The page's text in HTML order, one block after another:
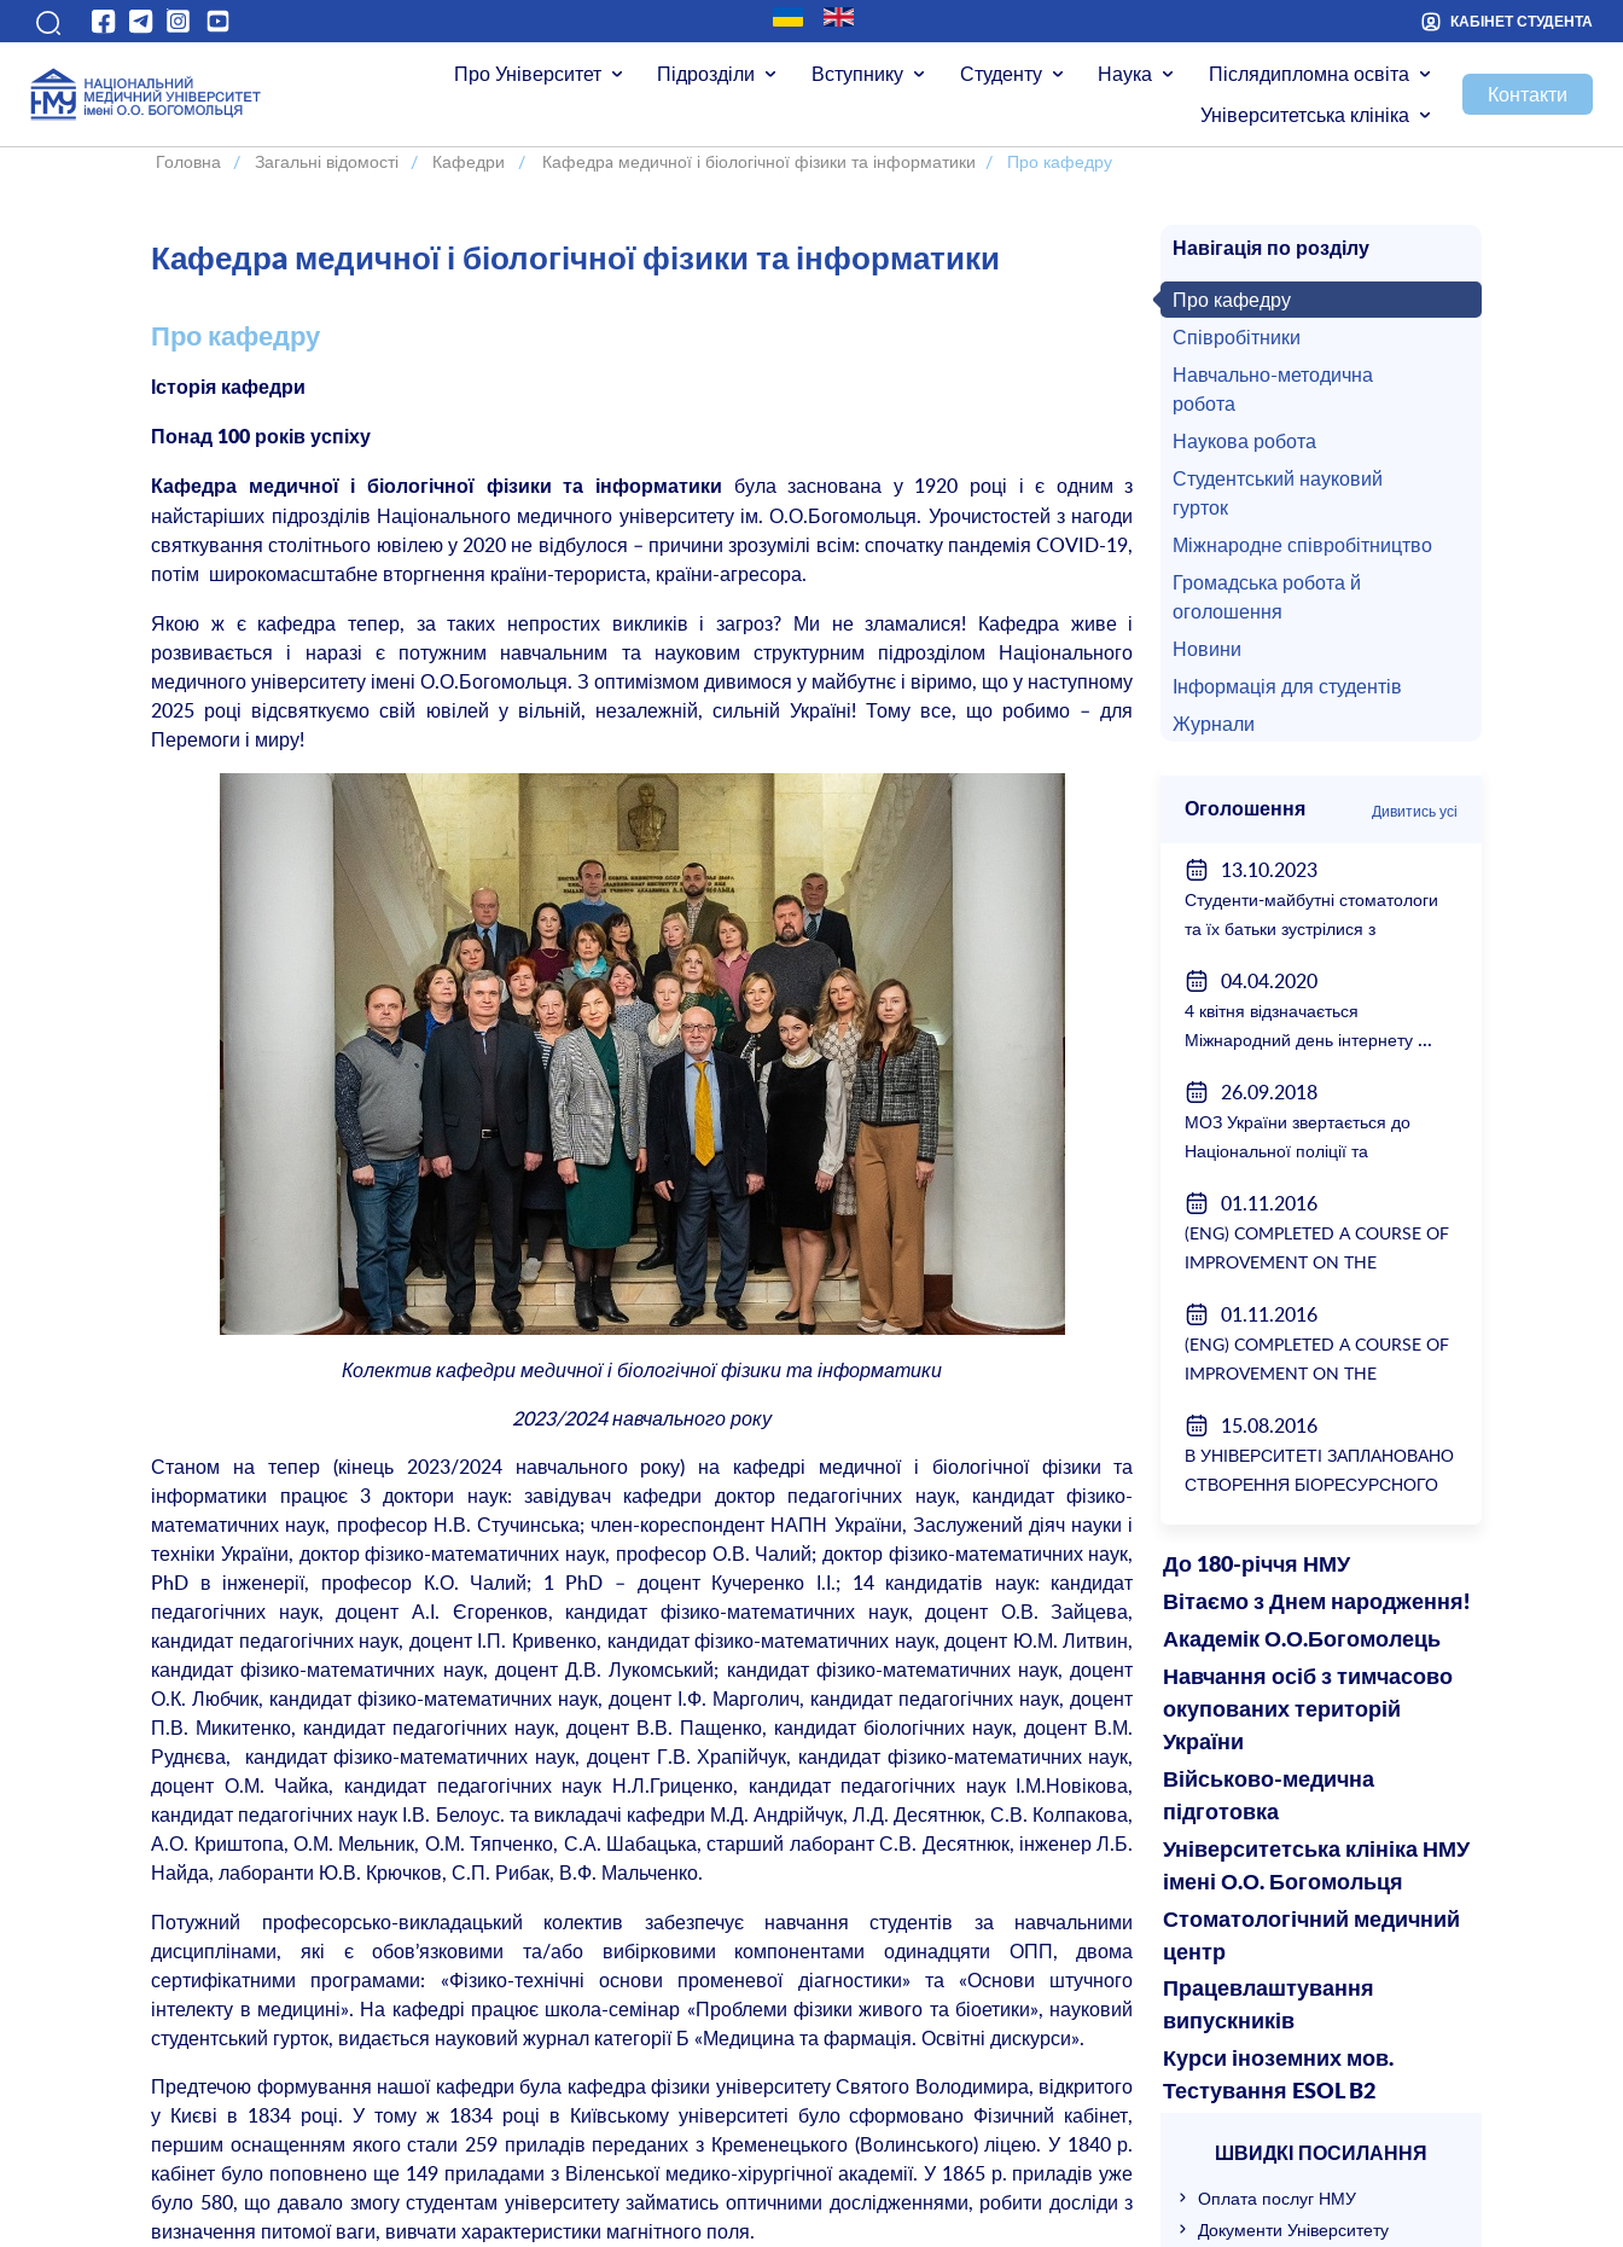
КАБІНЕТ СТУДЕНТА
Про Університет Підрозділи Вступнику Студенту Наука
Післядипломна освіта
Університетська клініка
Контакти
Головна / Загальні відомості / Кафедри / Кафедрa медичної і біологічної фізики та інформатики / Про кафедру
Кафедрa медичної і біологічної фізики та інформатики
Про кафедру
Історія кафедри
Понад 100 років успіху
Кафедра медичної і біологічної фізики та інформатики
була заснована у 1920 році і є одним з
найстаріших підрозділів Національного медичного університету ім. О.О.Богомольця. Урочистостей з нагоди
святкування столітнього ювілею у 2020 не відбулося – причини зрозумілі всім: спочатку пандемія COVID-19,
потім широкомасштабне вторгнення країни-терориста, країни-агресора.
Якою ж є кафедра тепер, за таких непростих викликів і загроз? Ми не зламалися! Кафедра живе і
розвивається і наразі є потужним навчальним та науковим структурним підрозділом Національного
медичного університету імені О.О.Богомольця. З оптимізмом дивимося у майбутнє і віримо, що у наступному
2025 році відсвяткуємо свій ювілей у вільній, незалежній, сильній Україні! Тому все, що робимо – для
Перемоги і миру!
Колектив кафедри медичної і біологічної фізики та інформатики
2023/2024 навчального року
Станом на тепер (кінець 2023/2024 навчального року) на кафедрі медичної і біологічної фізики та
інформатики працює 3 доктори наук: завідувач кафедри доктор педагогічних наук, кандидат фізико-
математичних наук, професор Н.В. Стучинська; член-кореспондент НАПН України, Заслужений діяч науки і
техніки України, доктор фізико-математичних наук, професор О.В. Чалий; доктор фізико-математичних наук,
PhD в інженерії, професор К.О. Чалий; 1 PhD – доцент Кучеренко І.І.; 14 кандидатів наук: кандидат
педагогічних наук, доцент А.І. Єгоренков, кандидат фізико-математичних наук, доцент О.В. Зайцева,
кандидат педагогічних наук, доцент І.П. Кривенко, кандидат фізико-математичних наук, доцент Ю.М. Литвин,
кандидат фізико-математичних наук, доцент Д.В. Лукомський; кандидат фізико-математичних наук, доцент
О.К. Любчик, кандидат фізико-математичних наук, доцент І.Ф. Марголич, кандидат педагогічних наук, доцент
П.В. Микитенко, кандидат педагогічних наук, доцент В.В. Пащенко, кандидат біологічних наук, доцент В.М.
Руднєва, кандидат фізико-математичних наук, доцент Г.В. Храпійчук, кандидат фізико-математичних наук,
доцент О.М. Чайка, кандидат педагогічних наук Н.Л.Гриценко, кандидат педагогічних наук І.М.Новікова,
кандидат педагогічних наук І.В. Белоус. та викладачі кафедри М.Д. Андрійчук, Л.Д. Десятнюк, С.В. Колпакова,
А.О. Криштопа, О.М. Мельник, О.М. Тяпченко, С.А. Шабацька, старший лаборант С.В. Десятнюк, інженер Л.Б.
Найда, лаборанти Ю.В. Крючков, С.П. Рибак, В.Ф. Мальченко.
Потужний професорсько-викладацький колектив забезпечує навчання студентів за навчальними
дисциплінами, які є обов’язковими та/або вибірковими компонентами одинадцяти ОПП, двома
сертифікатними програмами: «Фізико-технічні основи променевої діагностики» та «Основи штучного
інтелекту в медицині». На кафедрі працює школа-семінар «Проблеми фізики живого та біоетики», науковий
студентський гурток, видається науковий журнал категорії Б «Медицина та фармація. Освітні дискурси».
Предтечою формування нашої кафедри була кафедра фізики університету Святого Володимира, відкритого
у Києві в 1834 році. У тому ж 1834 році в Київському університеті було сформовано Фізичний кабінет,
першим оснащенням якого стали 259 приладів переданих з Кременецького (Волинського) ліцею. У 1840 р.
кабінет було поповнено ще 149 приладами з Віленської медико-хірургічної академії. У 1865 р. приладів уже
було 580, що давало змогу студентам університету займатись оптичними дослідженнями, робити досліди з
визначення питомої ваги, вивчати характеристики магнітного поля.
Навігація по розділу
Про кафедру
Співробітники
Навчально-методична
робота
Наукова робота
Студентський науковий
гурток
Міжнародне співробітництво
Громадська робота й
оголошення
Новини
Інформація для студентів
Журнали
Оголошення Дивитись усі
13.10.2023
Студенти-майбутні стоматологи
та їх батьки зустрілися з
04.04.2020
4 квітня відзначається
Міжнародний день інтернету
26.09.2018
МОЗ України звертається до
Національної поліції та
вимогою розслідування низки
зухвалих злочинів екс-ректорки
НМУ Катерини Амосової
01.11.2016
(ENG) COMPLETED A COURSE OF
IMPROVEMENT ON THE
SURGERY №2
01.11.2016
(ENG) COMPLETED A COURSE OF
IMPROVEMENT ON THE
SURGERY №2
15.08.2016
В УНІВЕРСИТЕТІ ЗАПЛАНОВАНО
СТВОРЕННЯ БІОРЕСУРСНОГО
До 180-річчя НМУ
Вітаємо з Днем народження!
Академік О.О.Богомолець
Навчання осіб з тимчасово
окупованих територій
України
Військово-медична
підготовка
Університетська клініка НМУ
імені О.О. Богомольця
Стоматологічний медичний
центр
Працевлаштування
випускників
Курси іноземних мов.
Тестування ESOL B2
ШВИДКІ ПОСИЛАННЯ
Оплата послуг НМУ
Документи Університету